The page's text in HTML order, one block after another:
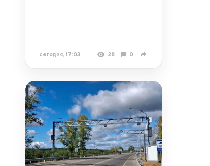
сегодня, 17:03 28 0